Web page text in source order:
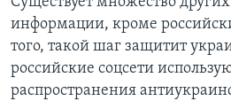
информации, кроме
того, такой шаг защитит
российские соцсети
распространения